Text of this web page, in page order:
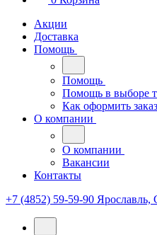
Акции
Доставка
Помощь
Помощь
Помощь в выборе
Как оформить заказ
О компании
О компании
Вакансии
Контакты
+7 (4852) 59-59-90 Ярославль,